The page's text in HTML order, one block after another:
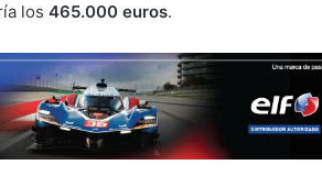
los 465.000 euros.